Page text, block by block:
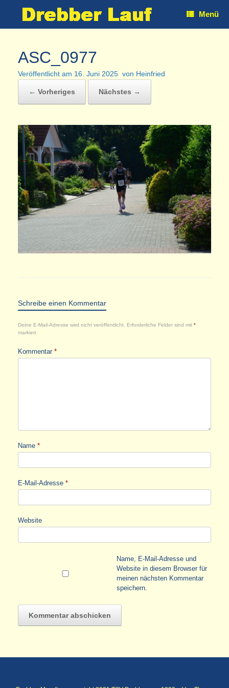
Menü
ASC_0977
Veröffentlicht am 16. Juni 2025 von Heinfried
← Vorheriges Nächstes →
Schreibe einen Kommentar
Deine E-Mail-Adresse wird nicht veröffentlicht. Erforderliche Felder sind mit *
markiert
Kommentar *
Name *
E-Mail-Adresse *
Website
Name, E-Mail-Adresse und
Website in diesem Browser für
meinen nächsten Kommentar
speichern.